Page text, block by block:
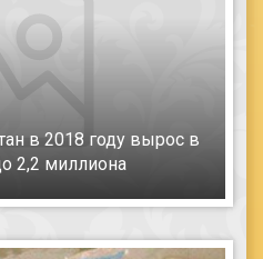
в 2018 году вырос в
2,2 миллиона